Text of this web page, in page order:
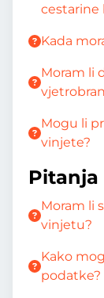
cestarine
Kada
Moram li
Mogu li
vinjete?
Moram li
vinjetu?
Kako
podatke?